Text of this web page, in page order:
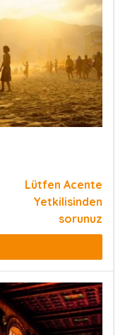
Lütfen Acente
Yetkilisinden
sorunuz